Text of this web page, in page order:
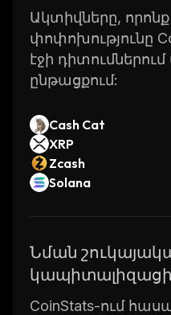
Ակտիվները,
փոփոխությունը
էջի
ընթացքում:
Cash Cat
XRP
Zcash
Solana
Նման
CoinStats-ում